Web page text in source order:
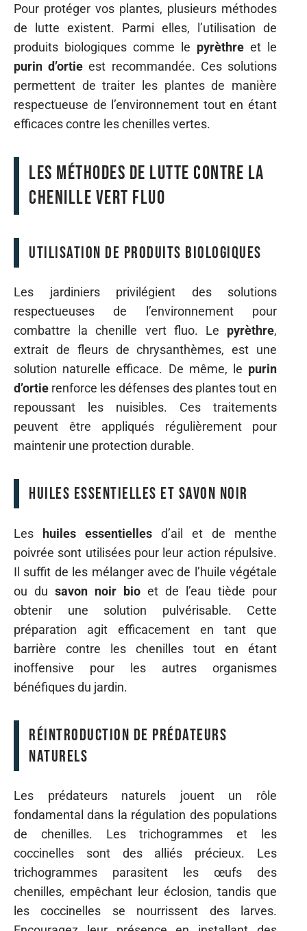
Pour protéger vos plantes, plusieurs méthodes
de lutte existent. Parmi elles, l’utilisation de
produits biologiques comme le pyrèthre et le
purin d’ortie est recommandée. Ces solutions
permettent de traiter les plantes de manière
respectueuse de l’environnement tout en étant
efficaces contre les chenilles vertes.
Les méthodes de lutte contre la
chenille vert fluo
Utilisation de produits biologiques
Les jardiniers privilégient des solutions
respectueuses de l’environnement pour
combattre la chenille vert fluo. Le pyrèthre,
extrait de fleurs de chrysanthèmes, est une
solution naturelle efficace. De même, le purin
d’ortie renforce les défenses des plantes tout en
repoussant les nuisibles. Ces traitements
peuvent être appliqués régulièrement pour
maintenir une protection durable.
Huiles essentielles et savon noir
Les huiles essentielles d’ail et de menthe
poivrée sont utilisées pour leur action répulsive.
Il suffit de les mélanger avec de l’huile végétale
ou du savon noir bio et de l’eau tiède pour
obtenir une solution pulvérisable. Cette
préparation agit efficacement en tant que
barrière contre les chenilles tout en étant
inoffensive pour les autres organismes
bénéfiques du jardin.
Réintroduction de prédateurs
naturels
Les prédateurs naturels jouent un rôle
fondamental dans la régulation des populations
de chenilles. Les trichogrammes et les
coccinelles sont des alliés précieux. Les
trichogrammes parasitent les œufs des
chenilles, empêchant leur éclosion, tandis que
les coccinelles se nourrissent des larves.